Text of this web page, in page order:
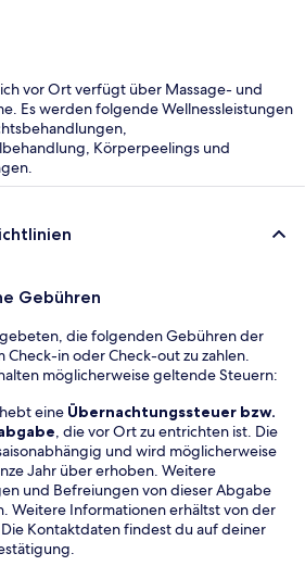
vor Ort verfügt über Massage- und
Es werden folgende Wellnessleistungen
Körperpeelings und
Gebühren
die folgenden Gebühren der
Check-in oder Check-out zu zahlen.
möglicherweise geltende Steuern:
eine Übernachtungssteuer bzw.
, die vor Ort zu entrichten ist. Die
und wird möglicherweise
Jahr über erhoben. Weitere
und Befreiungen von dieser Abgabe
Weitere Informationen erhältst von der
Kontaktdaten findest du auf deiner